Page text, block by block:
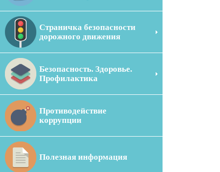
Страничка безопасности
дорожного движения
Безопасность. Здоровье.
Профилактика
Противодействие
коррупции
Полезная информация